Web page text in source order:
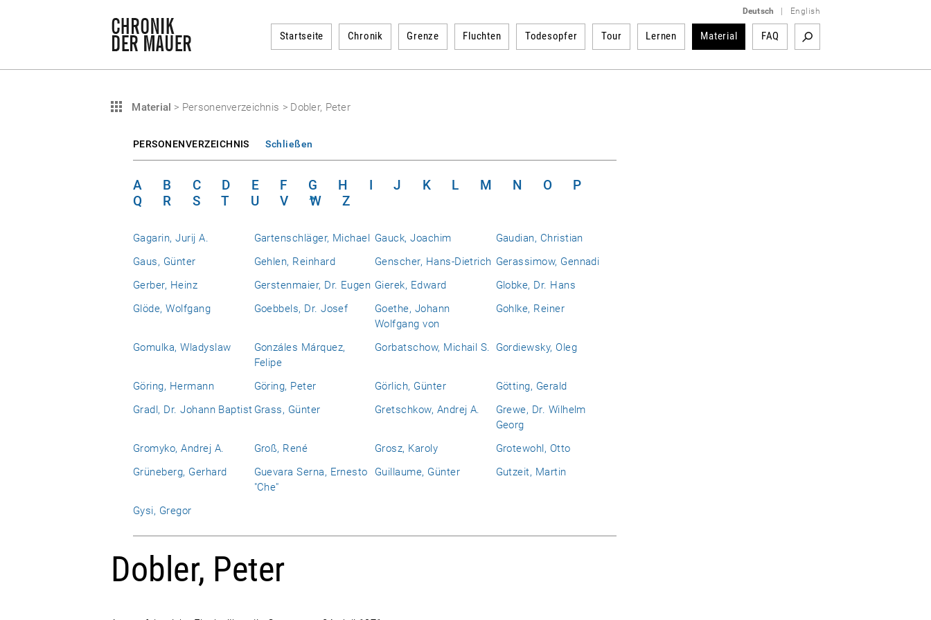
Deutsch English
Startseite Chronik Grenze Fluchten Todesopfer Tour Lernen Material FAQ
Material > Personenverzeichnis > Dobler, Peter
PERSONENVERZEICHNIS Schließen
A B C D E F G H I J K L M N O
P
Q
R S T U V W Z
Gagarin, Jurij A. Gartenschläger, Michael Gauck, Joachim
Gaudian, Christian
Gaus, Günter
Gehlen, Reinhard Genscher, Hans-Dietrich Gerassimow, Gennadi
Gerber, Heinz
Gerstenmaier, Dr. Eugen Gierek, Edward
Globke, Dr. Hans
Glöde, Wolfgang
Goebbels, Dr. Josef
Goethe, Johann
Wolfgang von
Gohlke, Reiner
Gomulka, Wladyslaw
Gonzáles Márquez,
Felipe
Gorbatschow, Michail S. Gordiewsky, Oleg
Göring, Hermann Göring, Peter Görlich, Günter
Götting, Gerald
Gradl, Dr. Johann Baptist Grass, Günter Gretschkow, Andrej A.
Grewe, Dr. Wilhelm
Georg
Gromyko, Andrej A.
Groß, René Grosz, Karoly
Grotewohl, Otto
Grüneberg, Gerhard
Guevara Serna, Ernesto
"Che"
Guillaume, Günter Gutzeit, Martin
Gysi, Gregor
Dobler, Peter